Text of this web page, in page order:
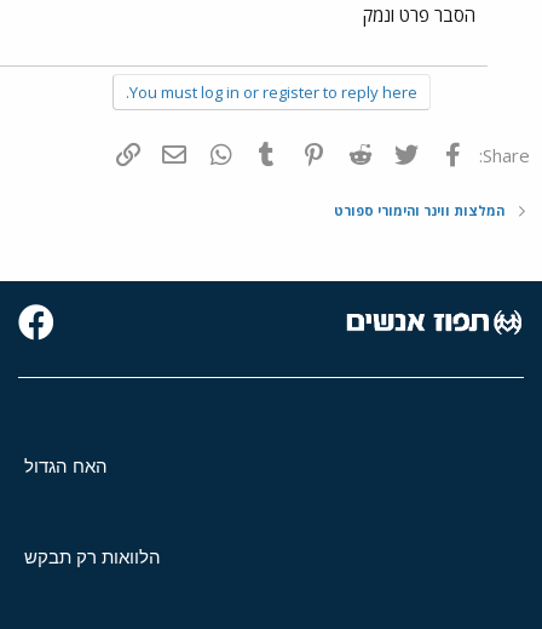
הסבר פרט ונמק
You must log in or register to reply here.
Share: פייסבוק Twitter
Reddit
Pinterest
Tumblr
WhatsAppדואר אלקטרוני
המלצות ווינר והימורי ספורט
האח הגדול
הלוואות רק תבקש